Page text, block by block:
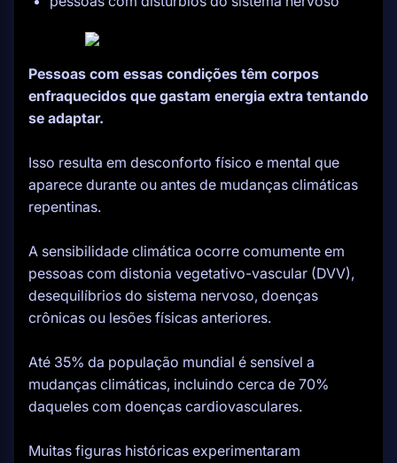
Pessoas com essas condições têm corpos
enfraquecidos que gastam energia extra tentando
se adaptar.
Isso resulta em desconforto físico e mental que
aparece durante ou antes de mudanças climáticas
repentinas.
A sensibilidade climática ocorre comumente em
pessoas com distonia vegetativo-vascular (DVV),
desequilíbrios do sistema nervoso, doenças
crônicas ou lesões físicas anteriores.
Até 35% da população mundial é sensível a
mudanças climáticas, incluindo cerca de 70%
daqueles com doenças cardiovasculares.
Muitas figuras históricas experimentaram